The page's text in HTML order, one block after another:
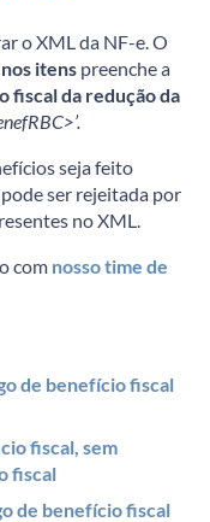
o XML da NF-e. O
itens preenche a
fiscal da redução da
seja feito
ser rejeitada por
no XML.
com nosso time de
de benefício fiscal
fiscal, sem
fiscal
de benefício fiscal